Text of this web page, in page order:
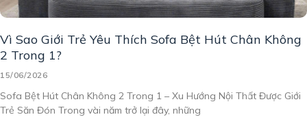
Vì Sao Giới Trẻ Yêu Thích Sofa Bệt Hút Chân Không
2 Trong 1?
15/06/2026
Sofa Bệt Hút Chân Không 2 Trong 1 – Xu Hướng Nội Thất Được Giới
Trẻ Săn Đón Trong vài năm trở lại đây, những